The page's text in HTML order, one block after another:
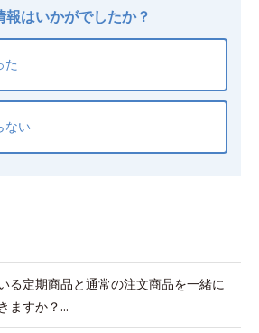
報はいかがでしたか？
た
ない
る定期商品と通常の注文商品を一緒に
ますか？...